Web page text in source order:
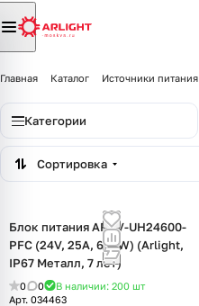
Главная Каталог Источники питания
Категории
Сортировка
Блок питания ARPV-UH24600-
PFC (24V, 25A, 600W) (Arlight,
IP67 Металл, 7 лет)
0 0 В наличии: 200 шт
Арт. 034463